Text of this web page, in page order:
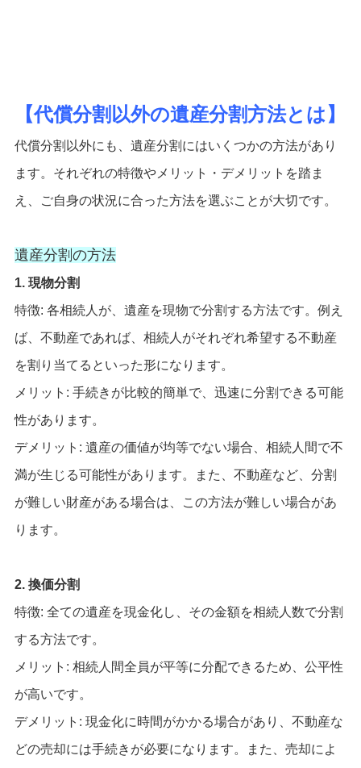
【代償分割以外の遺産分割方法とは】
代償分割以外にも、遺産分割にはいくつかの方法があり
ます。それぞれの特徴やメリット・デメリットを踏ま
え、ご自身の状況に合った方法を選ぶことが大切です。
遺産分割の方法
1. 現物分割
特徴: 各相続人が、遺産を現物で分割する方法です。例え
ば、不動産であれば、相続人がそれぞれ希望する不動産
を割り当てるといった形になります。
メリット: 手続きが比較的簡単で、迅速に分割できる可能
性があります。
デメリット: 遺産の価値が均等でない場合、相続人間で不
満が生じる可能性があります。また、不動産など、分割
が難しい財産がある場合は、この方法が難しい場合があ
ります。
2. 換価分割
特徴: 全ての遺産を現金化し、その金額を相続人数で分割
する方法です。
メリット: 相続人間全員が平等に分配できるため、公平性
が高いです。
デメリット: 現金化に時間がかかる場合があり、不動産な
どの売却には手続きが必要になります。また、売却によ